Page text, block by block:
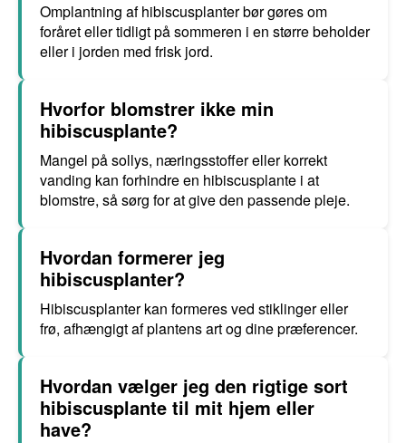
Omplantning af hibiscusplanter bør gøres om
foråret eller tidligt på sommeren i en større beholder
eller i jorden med frisk jord.
Hvorfor blomstrer ikke min
hibiscusplante?
Mangel på sollys, næringsstoffer eller korrekt
vanding kan forhindre en hibiscusplante i at
blomstre, så sørg for at give den passende pleje.
Hvordan formerer jeg
hibiscusplanter?
Hibiscusplanter kan formeres ved stiklinger eller
frø, afhængigt af plantens art og dine præferencer.
Hvordan vælger jeg den rigtige sort
hibiscusplante til mit hjem eller
have?